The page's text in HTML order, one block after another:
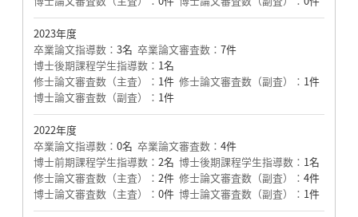
2023年度
卒業論文指導数： 3名 卒業論文審査数： 7件
博士後期課程学生指導数： 1名
修士論文審査数（主査）： 1件 修士論文審査数（副査）： 1件
博士論文審査数（副査）： 1件
2022年度
卒業論文指導数： 0名 卒業論文審査数： 4件
博士前期課程学生指導数： 2名 博士後期課程学生指導数： 1名
修士論文審査数（主査）： 2件 修士論文審査数（副査）： 4件
博士論文審査数（主査）： 0件 博士論文審査数（副査）： 1件